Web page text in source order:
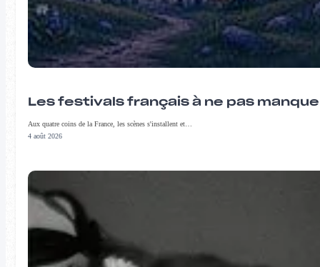
Les festivals français à ne pas
Aux quatre coins de la France, les scènes s'installent et…
4 août 2026